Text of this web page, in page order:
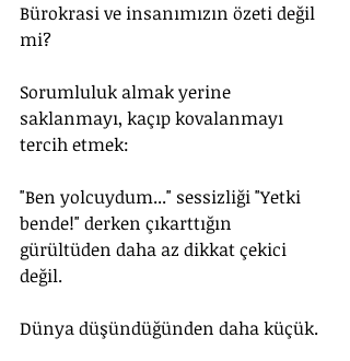
Bürokrasi ve insanımızın özeti değil
mi?
Sorumluluk almak yerine
saklanmayı, kaçıp kovalanmayı
tercih etmek:
"Ben yolcuydum..." sessizliği "Yetki
bende!" derken çıkarttığın
gürültüden daha az dikkat çekici
değil.
Dünya düşündüğünden daha küçük.